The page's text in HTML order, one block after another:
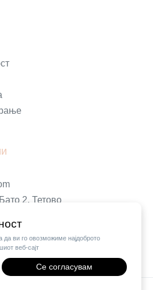
ви го овозможиме најдоброто
веб-сајт
Се согласувам
2, Тетово